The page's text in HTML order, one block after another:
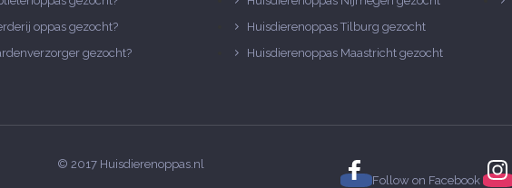
oppas gezocht?
gezocht?
Huisdierenoppas Tilburg gezocht
Huisdierenoppas Maastricht gezocht
© 2017 Huisdierenoppas.nl
Follow on Facebook